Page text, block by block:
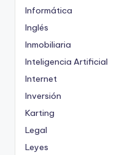
Informática
Inglés
Inmobiliaria
Inteligencia Artificial
Internet
Inversión
Karting
Legal
Leyes